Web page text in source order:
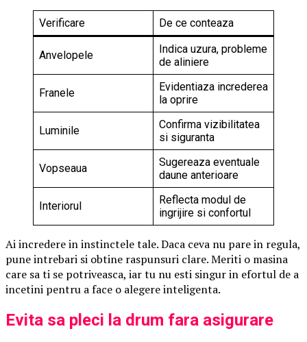
Verificare De ce conteaza
Anvelopele
Indica uzura, probleme
de aliniere
Franele
Evidentiaza increderea
la oprire
Luminile
Confirma vizibilitatea
si siguranta
Vopseaua
Sugereaza eventuale
daune anterioare
Interiorul
Reflecta modul de
ingrijire si confortul
Ai incredere in instinctele tale. Daca ceva nu pare in regula,
pune intrebari si obtine raspunsuri clare. Meriti o masina
care sa ti se potriveasca, iar tu nu esti singur in efortul de a
incetini pentru a face o alegere inteligenta.
Evita sa pleci la drum fara asigurare